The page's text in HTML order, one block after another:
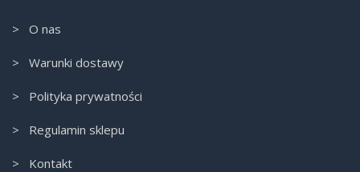
> O nas
> Warunki dostawy
> Polityka prywatności
> Regulamin sklepu
> Kontakt